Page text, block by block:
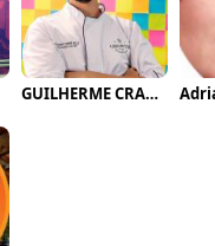
GUILHERME CRAMER BALLE